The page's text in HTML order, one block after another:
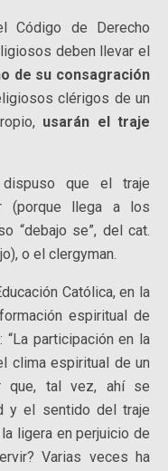
Código de Derecho
deben llevar el
de su consagración
clérigos de un
usarán el traje
que el traje
(porque llega a los
“debajo se”, del cat.
o el clergyman.
Católica, en la
espiritual de
participación en la
clima espiritual de un
que, tal vez, ahí se
y el sentido del traje
ligera en perjuicio de
Varias veces ha